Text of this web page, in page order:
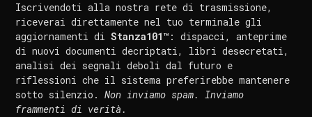
Iscrivendoti alla nostra rete di trasmissione,
riceverai direttamente nel tuo terminale gli
aggiornamenti diStanza101™ : dispacci, anteprime
di nuovi documenti decriptati, libri desecretati,
analisi dei segnali deboli dal futuro e
riflessioni che il sistema preferirebbe mantenere
sotto silenzio.Non inviamo spam. Inviamo
frammenti di verità.